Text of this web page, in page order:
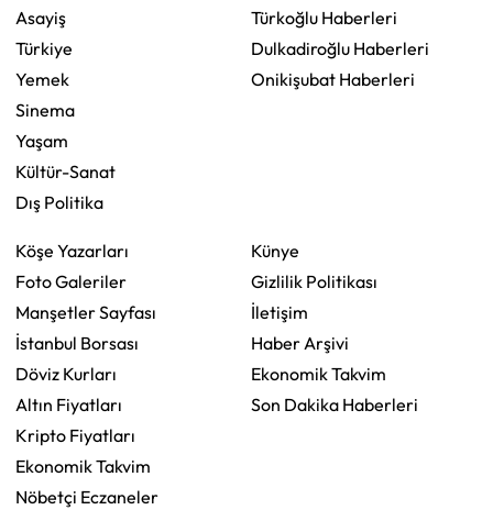
Asayiş
Türkiye
Yemek
Sinema
Yaşam
Kültür-Sanat
Dış Politika
Türkoğlu Haberleri
Dulkadiroğlu Haberleri
Onikişubat Haberleri
Köşe Yazarları
Foto Galeriler
Manşetler Sayfası
İstanbul Borsası
Döviz Kurları
Altın Fiyatları
Kripto Fiyatları
Ekonomik Takvim
Nöbetçi Eczaneler
Künye
Gizlilik Politikası
İletişim
Haber Arşivi
Ekonomik Takvim
Son Dakika Haberleri